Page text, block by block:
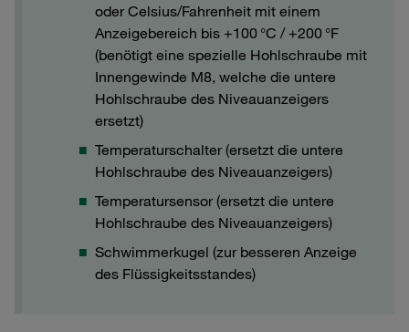
oder Celsius/Fahrenheit mit einem
Anzeigebereich bis +100 °C / +200 °F
(benötigt eine spezielle Hohlschraube mit
Innengewinde M8, welche die untere
Hohlschraube des Niveauanzeigers
ersetzt)
Temperaturschalter (ersetzt die untere
Hohlschraube des Niveauanzeigers)
Temperatursensor (ersetzt die untere
Hohlschraube des Niveauanzeigers)
Schwimmerkugel (zur besseren Anzeige
des Flüssigkeitsstandes)